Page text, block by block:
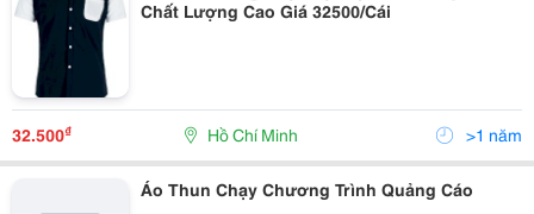
Chất Lượng Cao Giá 32500/Cái
32.500₫ Hồ Chí Minh >1 năm
Áo Thun Chạy Chương Trình Quảng Cáo